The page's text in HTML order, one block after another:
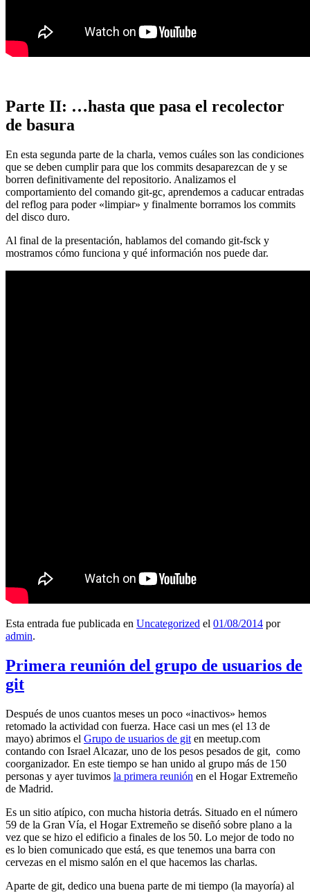
Parte II: …hasta que pasa el recolector
de basura
En esta segunda parte de la charla, vemos cuáles son las condiciones
que se deben cumplir para que los commits desaparezcan de y se
borren definitivamente del repositorio. Analizamos el
comportamiento del comando git-gc, aprendemos a caducar entradas
del reflog para poder «limpiar» y finalmente borramos los commits
del disco duro.
Al final de la presentación, hablamos del comando git-fsck y
mostramos cómo funciona y qué información nos puede dar.
Esta entrada fue publicada en Uncategorized el 01/08/2014 por
admin.
Primera reunión del grupo de usuarios de
git
Después de unos cuantos meses un poco «inactivos» hemos
retomado la actividad con fuerza. Hace casi un mes (el 13 de
mayo) abrimos el Grupo de usuarios de git en meetup.com
contando con Israel Alcazar, uno de los pesos pesados de git, como
coorganizador. En este tiempo se han unido al grupo más de 150
personas y ayer tuvimos la primera reunión en el Hogar Extremeño
de Madrid.
Es un sitio atípico, con mucha historia detrás. Situado en el número
59 de la Gran Vía, el Hogar Extremeño se diseñó sobre plano a la
vez que se hizo el edificio a finales de los 50. Lo mejor de todo no
es lo bien comunicado que está, es que tenemos una barra con
cervezas en el mismo salón en el que hacemos las charlas.
Aparte de git, dedico una buena parte de mi tiempo (la mayoría) al